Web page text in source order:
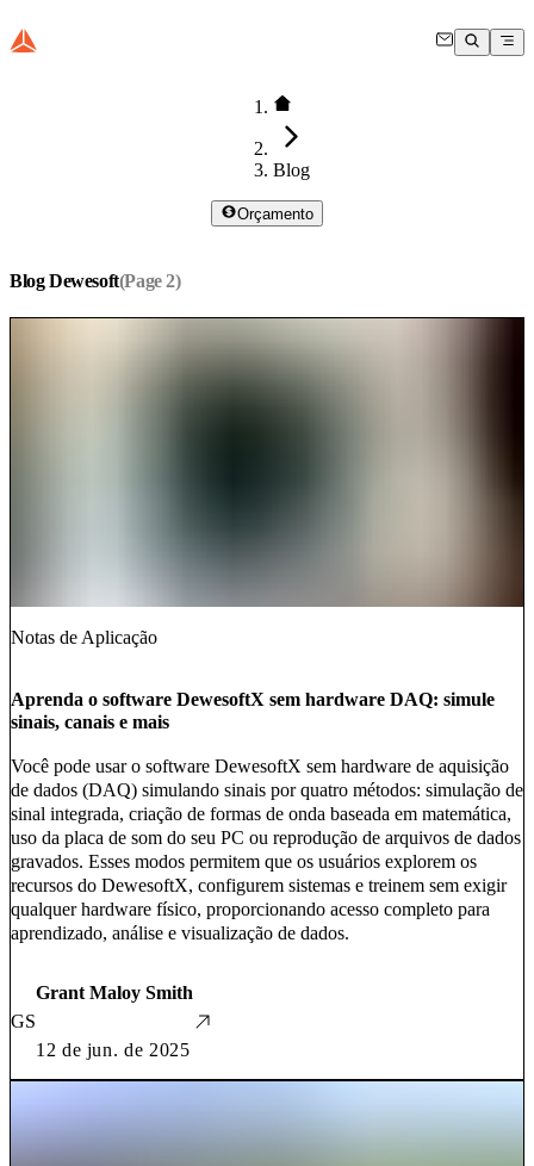
Blog
Orçamento
Blog Dewesoft(Page2)
Notas de Aplicação
Aprenda o software DewesoftX sem hardware DAQ: simule
sinais, canais e mais
Você pode usar o software DewesoftX sem hardware de aquisição
de dados (DAQ) simulando sinais por quatro métodos: simulação de
sinal integrada, criação de formas de onda baseada em matemática,
uso da placa de som do seu PC ou reprodução de arquivos de dados
gravados. Esses modos permitem que os usuários explorem os
recursos do DewesoftX, configurem sistemas e treinem sem exigir
qualquer hardware físico, proporcionando acesso completo para
aprendizado, análise e visualização de dados.
GS
Grant Maloy Smith
12 de jun. de 2025